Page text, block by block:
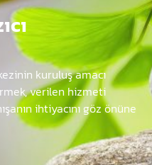
kuruluş amacı
verilen hizmeti
ihtiyacını göz önüne